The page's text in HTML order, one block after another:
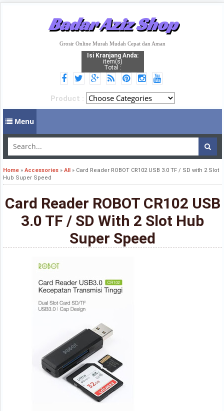
Badar Aziz Shop
Grosir Online Murah Mudah Cepat dan Aman
Isi Kranjang Anda:
item(s)
Total :
Product :
Menu
Home » Accessories » All » Card Reader ROBOT CR102 USB 3.0 TF / SD with 2 Slot
Hub Super Speed
Card Reader ROBOT CR102 USB
3.0 TF / SD With 2 Slot Hub
Super Speed